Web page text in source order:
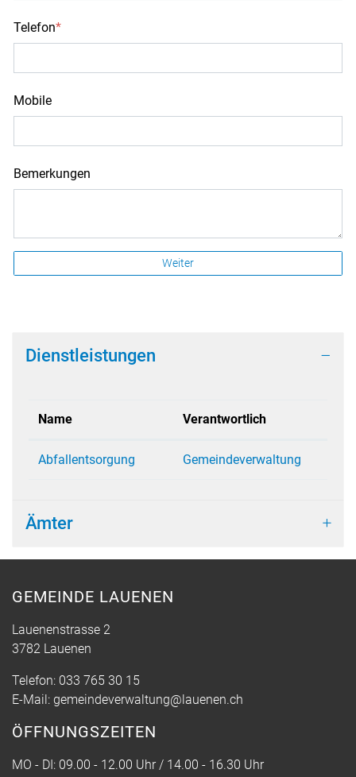
Telefon*
Mobile
Bemerkungen
Weiter
Dienstleistungen
Name Verantwortlich
Abfallentsorgung Gemeindeverwaltung
Ämter
GEMEINDE LAUENEN
Lauenenstrasse 2
3782 Lauenen
Telefon: 033 765 30 15
E-Mail: gemeindeverwaltung@lauenen.ch
ÖFFNUNGSZEITEN
MO - DI: 09.00 - 12.00 Uhr / 14.00 - 16.30 Uhr